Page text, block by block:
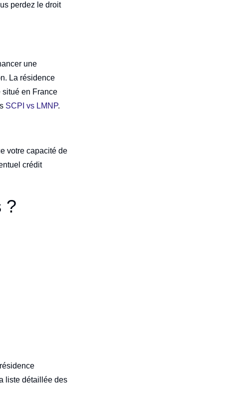
perdez le droit
une
La résidence
situé en France
SCPI vs LMNP.
votre capacité de
crédit
?
liste détaillée des